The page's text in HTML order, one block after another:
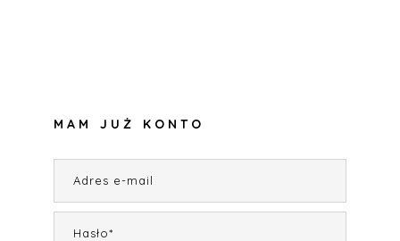
MAM JUŻ KONTO
Adres e-mail
Hasło*